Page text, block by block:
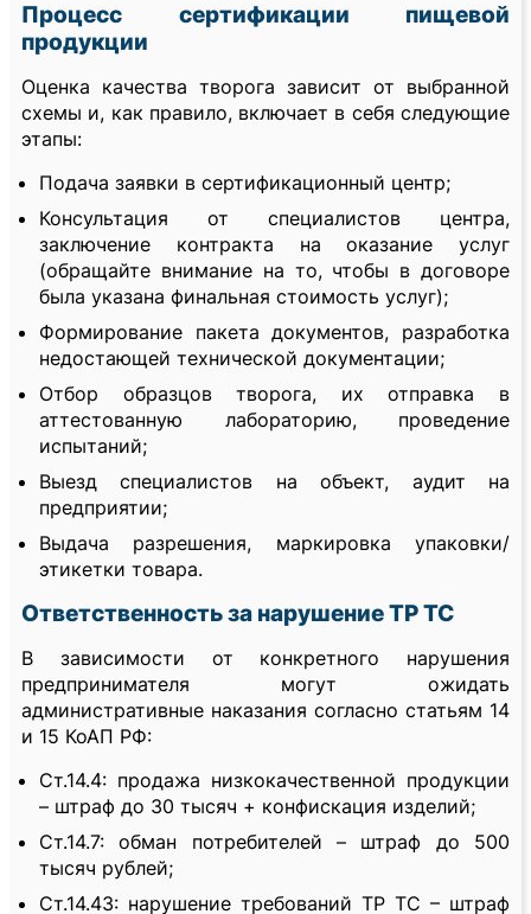
Процесс сертификации пищевой
продукции
Оценка качества творога зависит от выбранной
схемы и, как правило, включает в себя следующие
этапы:
Подача заявки в сертификационный центр;
Консультация от специалистов центра,
заключение контракта на оказание услуг
(обращайте внимание на то, чтобы в договоре
была указана финальная стоимость услуг);
Формирование пакета документов, разработка
недостающей технической документации;
Отбор образцов творога, их отправка в
аттестованную лабораторию, проведение
испытаний;
Выезд специалистов на объект, аудит на
предприятии;
Выдача разрешения, маркировка упаковки/
этикетки товара.
Ответственность за нарушение ТР ТС
В зависимости от конкретного нарушения
предпринимателя могут ожидать
административные наказания согласно статьям 14
и 15 КоАП РФ:
Ст.14.4: продажа низкокачественной продукции
– штраф до 30 тысяч + конфискация изделий;
Ст.14.7: обман потребителей – штраф до 500
тысяч рублей;
Ст.14.43: нарушение требований ТР ТС – штраф